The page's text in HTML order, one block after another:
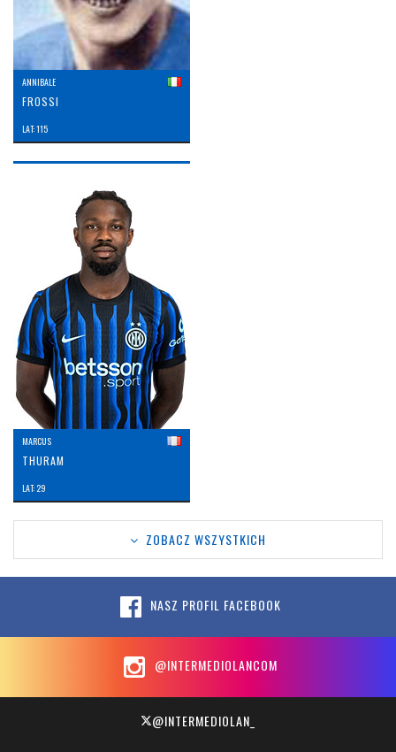
ANNIBALE
FROSSI
LAT: 115
MARCUS
THURAM
LAT: 29
ZOBACZ WSZYSTKICH
NASZ PROFIL FACEBOOK
@INTERMEDIOLANCOM
@INTERMEDIOLAN_